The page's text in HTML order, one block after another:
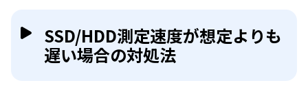
SSD/HDD測定速度が想定よりも
遅い場合の対処法